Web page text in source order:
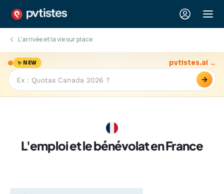
L'arrivée et la vie sur place
✨ NEW
→
pvtistes.ai →
L'emploi et le bénévolat en France